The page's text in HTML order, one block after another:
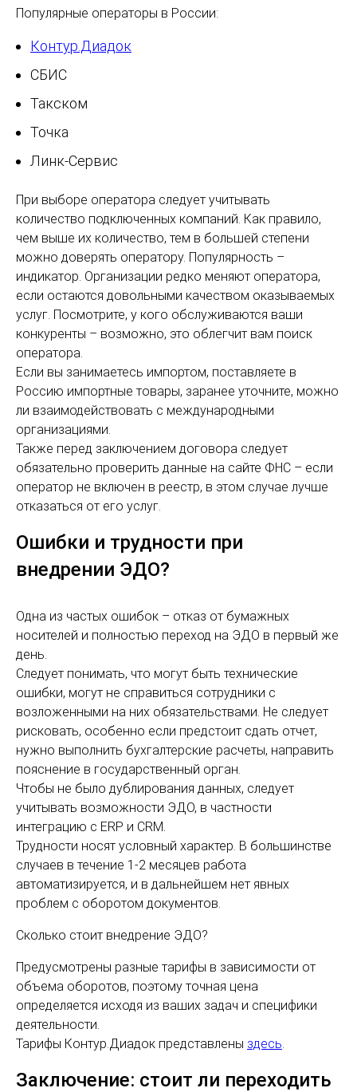
Популярные операторы в России:
Контур.Диадок
СБИС
Такском
Точка
Линк-Сервис
При выборе оператора следует учитывать
количество подключенных компаний. Как правило,
чем выше их количество, тем в большей степени
можно доверять оператору. Популярность –
индикатор. Организации редко меняют оператора,
если остаются довольными качеством оказываемых
услуг. Посмотрите, у кого обслуживаются ваши
конкуренты – возможно, это облегчит вам поиск
оператора.
Если вы занимаетесь импортом, поставляете в
Россию импортные товары, заранее уточните, можно
ли взаимодействовать с международными
организациями.
Также перед заключением договора следует
обязательно проверить данные на сайте ФНС – если
оператор не включен в реестр, в этом случае лучше
отказаться от его услуг.
Ошибки и трудности при
внедрении ЭДО?
Одна из частых ошибок – отказ от бумажных
носителей и полностью переход на ЭДО в первый же
день.
Следует понимать, что могут быть технические
ошибки, могут не справиться сотрудники с
возложенными на них обязательствами. Не следует
рисковать, особенно если предстоит сдать отчет,
нужно выполнить бухгалтерские расчеты, направить
пояснение в государственный орган.
Чтобы не было дублирования данных, следует
учитывать возможности ЭДО, в частности
интеграцию с ERP и CRM.
Трудности носят условный характер. В большинстве
случаев в течение 1-2 месяцев работа
автоматизируется, и в дальнейшем нет явных
проблем с оборотом документов.
Сколько стоит внедрение ЭДО?
Предусмотрены разные тарифы в зависимости от
объема оборотов, поэтому точная цена
определяется исходя из ваших задач и специфики
деятельности.
Тарифы Контур.Диадок представлены здесь.
Заключение: стоит ли переходить